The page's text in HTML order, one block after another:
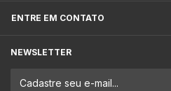
ENTRE EM CONTATO
NEWSLETTER